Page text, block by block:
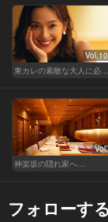
神楽坂の隠れ家へ…
フォローする